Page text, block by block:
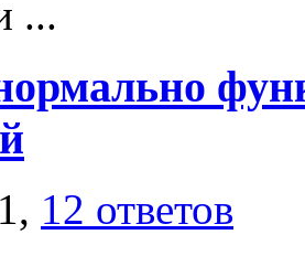
...
12 ответов